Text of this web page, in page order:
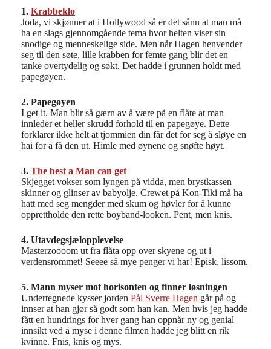
1. Krabbeklo
Joda, vi skjønner at i Hollywood så er det sånn at man må
ha en slags gjennomgående tema hvor helten viser sin
snodige og menneskelige side. Men når Hagen henvender
seg til den søte, lille krabben for femte gang blir det en
tanke overtydelig og søkt. Det hadde i grunnen holdt med
papegøyen.
2. Papegøyen
I get it. Man blir så gærn av å være på en flåte at man
innleder et heller skrudd forhold til en papegøye. Dette
forklarer ikke helt at tjommien din får det for seg å sløye en
hai for å få den ut. Himle med øynene og snøfte høyt.
3. The best a Man can get
Skjegget vokser som lyngen på vidda, men brystkassen
skinner og glinser av babyolje. Crewet på Kon-Tiki må ha
hatt med seg mengder med skum og høvler for å kunne
opprettholde den rette boyband-looken. Pent, men knis.
4. Utavdegsjælopplevelse
Masterzoooom ut fra flåta opp over skyene og ut i
verdensrommet! Seeee så mye penger vi har! Episk, lissom.
5. Mann myser mot horisonten og finner løsningen
Undertegnede kysser jorden Pål Sverre Hagen går på og
innser at han gjør så godt som han kan. Men hvis jeg hadde
fått en hundrings for hver gang han oppnår ny og genial
innsikt ved å myse i denne filmen hadde jeg blitt en rik
kvinne. Fnis, knis og mys.